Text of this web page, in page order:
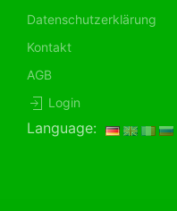
Datenschutzerklärung
Kontakt
AGB
Login
Language: